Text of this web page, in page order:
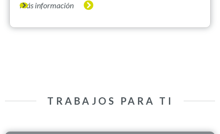
Más información
TRABAJOS PARA TI